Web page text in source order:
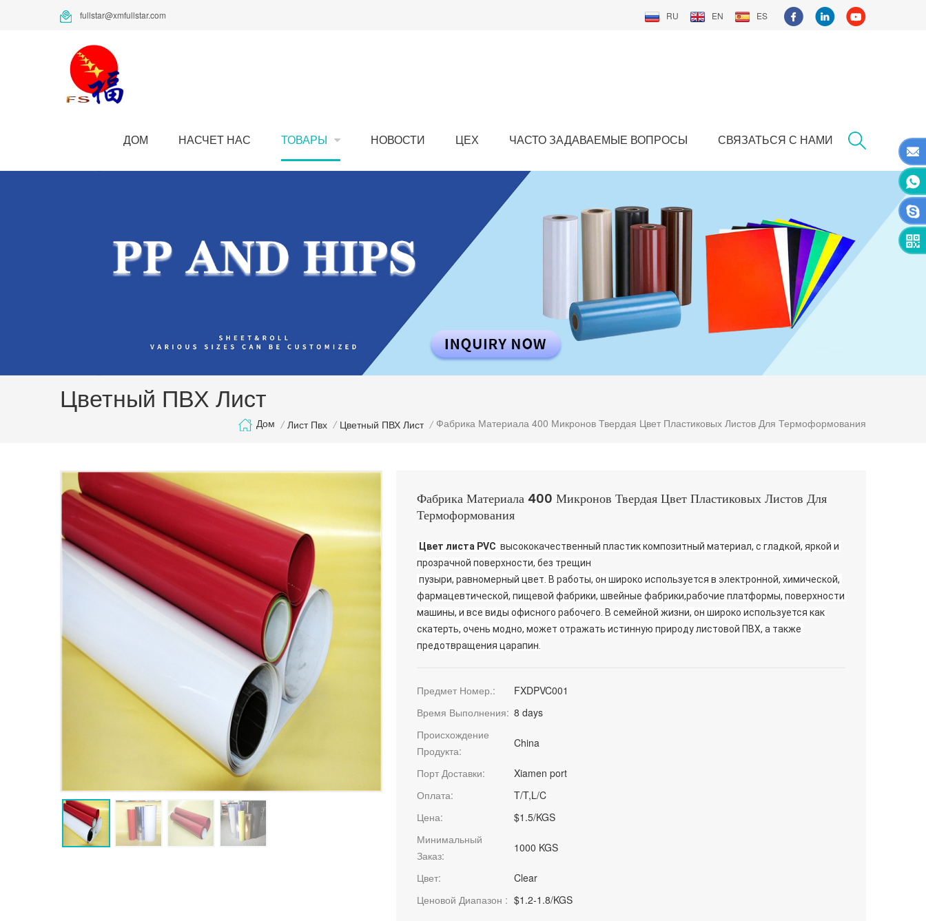
fullstar@xmfullstar.com RU EN ES
ДОМ НАСЧЕТ НАС ТОВАРЫ НОВОСТИ ЦЕХ ЧАСТО ЗАДАВАЕМЫЕ ВОПРОСЫ СВЯЗАТЬСЯ С НАМИ
Цветный ПВХ Лист
Дом / Лист Пвх / Цветный ПВХ Лист / Фабрика Материала 400 Микронов Твердая Цвет Пластиковых Листов Для Термоформования
Фабрика Материала 400 Микронов Твердая Цвет Пластиковых Листов Для
Термоформования
Цвет листа PVC высококачественный пластик композитный материал, с гладкой, яркой и
прозрачной поверхности, без трещин
фармацевтической, пищевой фабрики, швейные фабрики,рабочие платформы, поверхности
машины, и все виды офисного рабочего. В семейной жизни, он широко используется как
скатерть, очень модно, может отражать истинную природу листовой ПВХ, а также
предотвращения царапин.
Предмет Номер.:
FXDPVC001
Время Выполнения: 8 days
Происхождение
Продукта:
China
Порт Доставки:
Xiamen port
Оплата:
T/T,L/C
Цена:
$1.5/KGS
Минимальный
Заказ:
1000 KGS
Цвет:
Clear
Ценовой Диапазон : $1.2-1.8/KGS